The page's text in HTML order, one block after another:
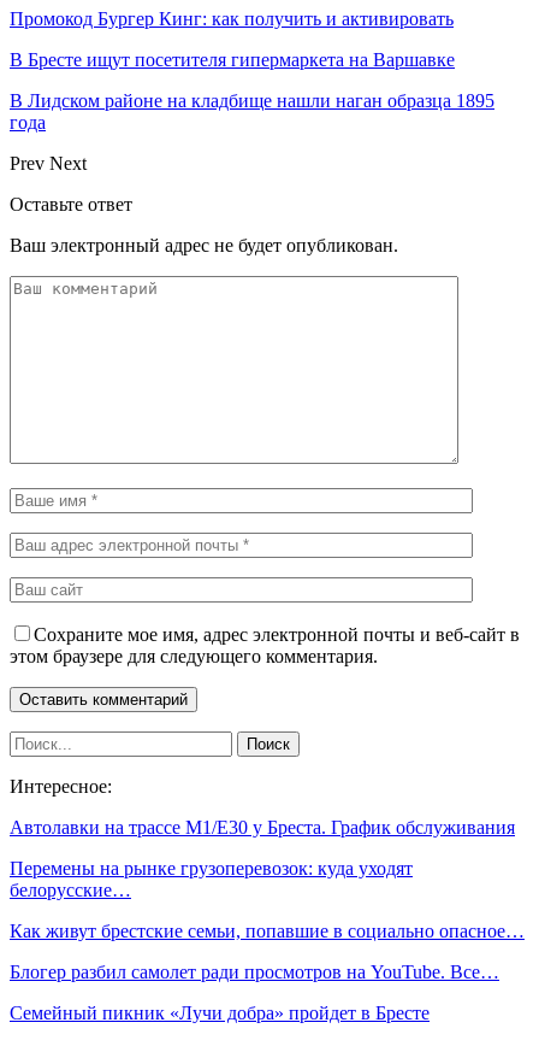
Промокод Бургер Кинг: как получить и активировать
В Бресте ищут посетителя гипермаркета на Варшавке
В Лидском районе на кладбище нашли наган образца 1895
года
Prev Next
Оставьте ответ
Ваш электронный адрес не будет опубликован.
Сохраните мое имя, адрес электронной почты и веб-сайт в
этом браузере для следующего комментария.
Интересное:
Автолавки на трассе М1/Е30 у Бреста. График обслуживания
Перемены на рынке грузоперевозок: куда уходят
белорусские…
Как живут брестские семьи, попавшие в социально опасное…
Блогер разбил самолет ради просмотров на YouTube. Все…
Семейный пикник «Лучи добра» пройдет в Бресте